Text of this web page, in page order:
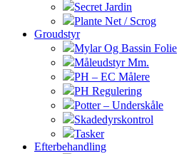
Secret Jardin
Plante Net / Scrog
Groudstyr
Mylar Og Bassin Folie
Måleudstyr Mm.
PH – EC Målere
PH Regulering
Potter – Underskåle
Skadedyrskontrol
Tasker
Efterbehandling